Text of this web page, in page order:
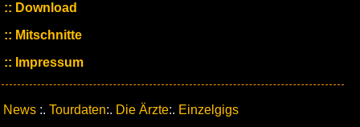
Download
Mitschnitte
Impressum
News :. Tourdaten:. Die Ärzte:. Einzelgigs